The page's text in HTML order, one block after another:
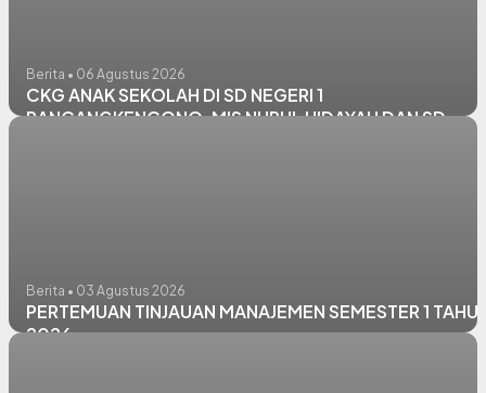
Berita • 06 Agustus 2026
CKG ANAK SEKOLAH DI SD NEGERI 1
RANCANGKENCONO, MIS NURUL HIDAYAH DAN SD
Berita • 03 Agustus 2026
PERTEMUAN TINJAUAN MANAJEMEN SEMESTER 1
2026